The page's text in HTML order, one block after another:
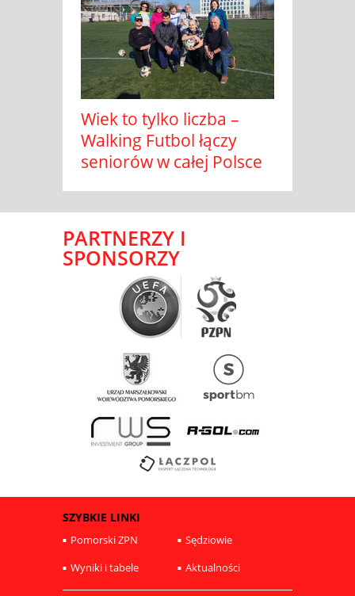
Wiek to tylko liczba –
Walking Futbol łączy
seniorów w całej Polsce
PARTNERZY I
SPONSORZY
SZYBKIE LINKI
Pomorski ZPN
Sędziowie
Wyniki i tabele
Aktualności